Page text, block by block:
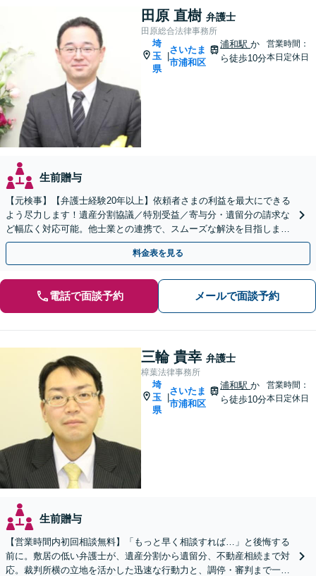
田原 直樹 弁護士
田原総合法律事務所
埼
玉
県
|
さいたま
市浦和区
浦和駅か
ら徒歩10分
営業時間：
本日定休日
生前贈与
【元検事】【弁護士経験20年以上】依頼者さまの利益を最大にできる
よう尽力します！遺産分割協議／特別受益／寄与分・遺留分の請求な
ど幅広く対応可能。他士業との連携で、スムーズな解決を目指しま
す。お早めにご相談ください【初回相談無料】
料金表を見る
電話で面談予約 メールで面談予約
三輪 貴幸 弁護士
樟葉法律事務所
埼
玉
県
|
さいたま
市浦和区
浦和駅か
ら徒歩10分
営業時間：
本日定休日
生前贈与
【営業時間内初回相談無料】「もっと早く相談すれば…」と後悔する
前に。敷居の低い弁護士が、遺産分割から遺留分、不動産相続まで対
応。裁判所横の立地を活かした迅速な行動力と、調停・審判まで一貫